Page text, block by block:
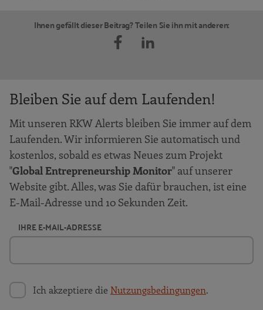
Ihnen gefällt dieser Beitrag? Teilen Sie ihn mit anderen:
Bleiben Sie auf dem Laufenden!
Mit unseren RKW Alerts bleiben Sie immer auf dem
Laufenden. Wir informieren Sie automatisch und
kostenlos, sobald es etwas Neues zum Projekt
"Global Entrepreneurship Monitor" auf unserer
Website gibt. Alles, was Sie dafür brauchen, ist eine
E-Mail-Adresse und 10 Sekunden Zeit.
IHRE E-MAIL-ADRESSE
Ich akzeptiere die Nutzungsbedingungen.